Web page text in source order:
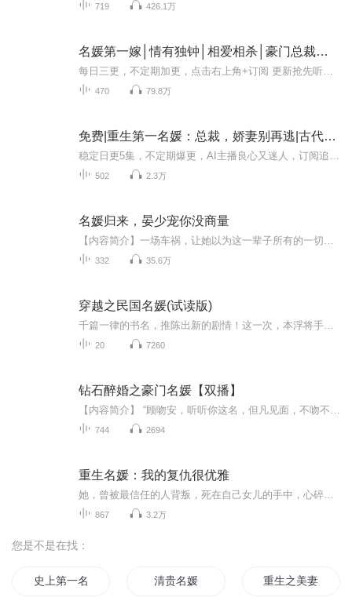
719 426.1万
名媛第一嫁│情有独钟│相爱相杀│豪门总裁丨多人有声剧
470 79.8万
免费|重生第一名媛：总裁，娇妻别再逃|古代言情&豪门恩怨&重生
502 2.3万
名媛归来，晏少宠你没商量
332 35.6万
穿越之民国名媛(试读版)
20 7260
钻石醉婚之豪门名媛【双播】
744 2694
重生名媛：我的复仇很优雅
867 3.2万
您是不是在找：
史上第一名媛 清贵名媛 重生之美妻名媛